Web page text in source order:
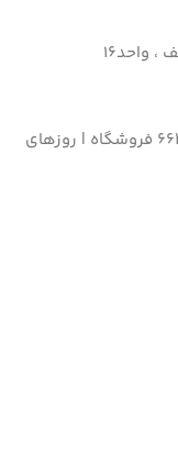
واحد16
پاسخگویی از ساعت 11 الی 20 - تلفن 66462024 فروشگاه | روزهای